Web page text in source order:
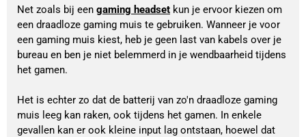
Net zoals bij een gaming headset kun je ervoor kiezen om
een draadloze gaming muis te gebruiken. Wanneer je voor
een gaming muis kiest, heb je geen last van kabels over je
bureau en ben je niet belemmerd in je wendbaarheid tijdens
het gamen.
Het is echter zo dat de batterij van zo'n draadloze gaming
muis leeg kan raken, ook tijdens het gamen. In enkele
gevallen kan er ook kleine input lag ontstaan, hoewel dat